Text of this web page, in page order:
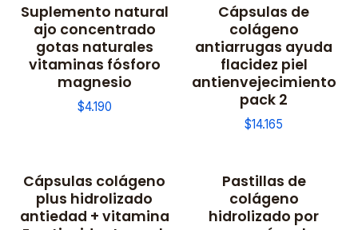
Suplemento natural
ajo concentrado
gotas naturales
vitaminas fósforo
magnesio
$4.190
Cápsulas de
colágeno
antiarrugas ayuda
flacidez piel
antienvejecimiento
pack 2
$14.165
Cápsulas colágeno
plus hidrolizado
antiedad + vitamina
Pastillas de
colágeno
hidrolizado por